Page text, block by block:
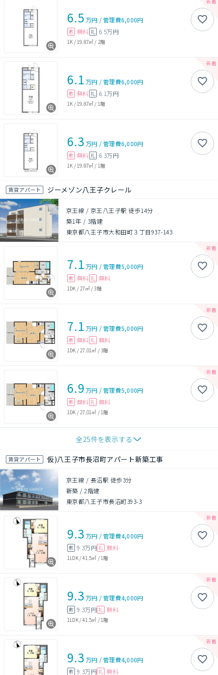
6.5 万円 /管理費6,000円
敷 無料 礼 6.5万円
1K / 19.87㎡ / 2階
6.1 万円 /管理費6,000円
敷 無料 礼 6.1万円
1K / 19.87㎡ / 1階
6.3 万円 /管理費6,000円
敷 無料 礼 6.3万円
1K / 19.87㎡ / 1階
賃貸アパート ジーメゾン八王子クレール
京王線 / 京王八王子駅 徒歩14分
築1年 / 3階建
東京都八王子市大和田町３丁目937-143
7.1 万円 /管理費5,000円
敷 無料 礼 無料
1DK / 27㎡/3階
7.1 万円 /管理費5,000円
敷 無料 礼 無料
1DK / 27.01㎡ /3階
6.9 万円 /管理費5,000円
敷 無料 礼 無料
1DK / 27.01㎡ / 1階
全25件を表示する
賃貸アパート 仮)八王子市長沼町アパート新築工事
京王線 / 長沼駅 徒歩3分
新築 /2階建
東京都八王子市長沼町393-3
9.3 万円 /管理費4,000円
敷 9.3万円 礼 無料
1LDK/41.5㎡ / 1階
9.3 万円 /管理費4,000円
敷 9.3万円 礼 無料
1LDK/41.5㎡ / 1階
9.3 万円 /管理費4,000円
敷 9.3万円 礼 無料